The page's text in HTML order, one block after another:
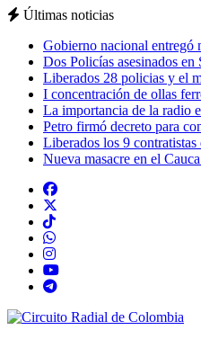
Últimas noticias
Gobierno nacional entregó
Dos Policías asesinados
Liberados 28 policias y el
I concentración de ollas
La importancia de la radio
Petro firmó decreto para
Liberados los 9
Nueva masacre en el